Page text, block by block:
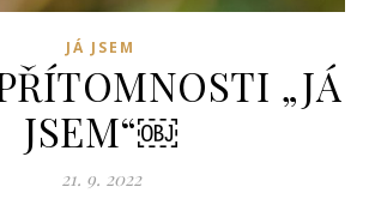
JÁ JSEM
„JÁ
JSEM“￼
21. 9. 2022